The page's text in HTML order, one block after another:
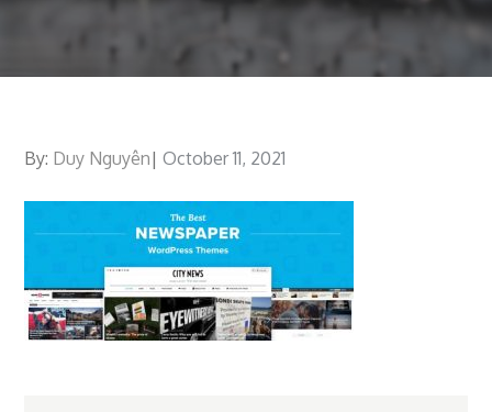
By: Duy Nguyên Posted
October 11, 2021